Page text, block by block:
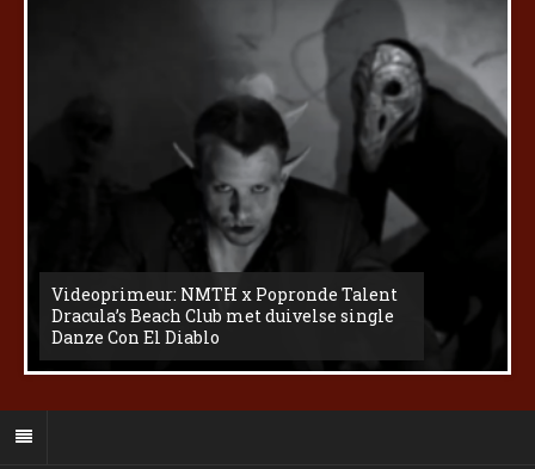
Videoprimeur: NMTH x Popronde Talent
Dracula’s Beach Club met duivelse single
Danze Con El Diablo